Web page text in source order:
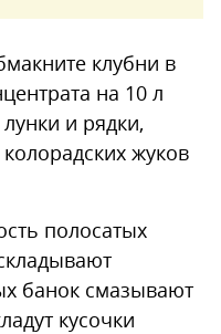
клубни в
на 10 л
и рядки,
жуков
полосатых
банок смазывают
кусочки